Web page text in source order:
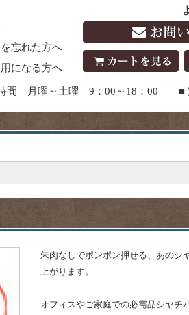
忘れた方へ
になる方へ
間 月曜～土曜 9：00～18：00 ■
朱肉なしでポンポン押せる、あのシ
上がります。
オフィスやご家庭での必需品シヤチ